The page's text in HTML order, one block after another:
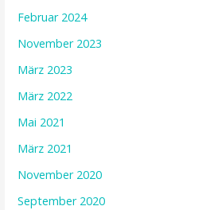
Februar 2024
November 2023
März 2023
März 2022
Mai 2021
März 2021
November 2020
September 2020